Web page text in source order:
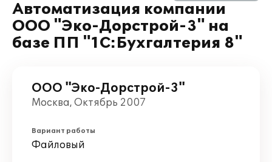
Автоматизация компании
ООО "Эко-Дорстрой-3" на
базе ПП "1С:Бухгалтерия 8"
ООО "Эко-Дорстрой-3"
Москва, Октябрь 2007
Вариант работы
Файловый